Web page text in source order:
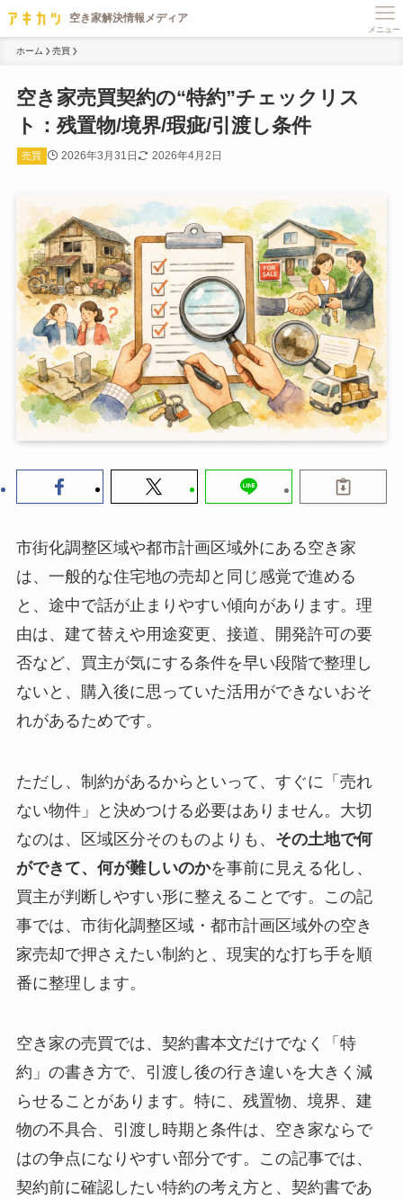
メニュー
ホーム 売買
空き家売買契約の“特約”チェックリス
ト：残置物/境界/瑕疵/引渡し条件
売買 2026年3月31日 2026年4月2日
市街化調整区域や都市計画区域外にある空き家
は、一般的な住宅地の売却と同じ感覚で進める
と、途中で話が止まりやすい傾向があります。理
由は、建て替えや用途変更、接道、開発許可の要
否など、買主が気にする条件を早い段階で整理し
ないと、購入後に思っていた活用ができないおそ
れがあるためです。
ただし、制約があるからといって、すぐに「売れ
ない物件」と決めつける必要はありません。大切
なのは、区域区分そのものよりも、 その土地で何
ができて、何が難しいのかを事前に見える化し、
買主が判断しやすい形に整えることです。この記
事では、市街化調整区域・都市計画区域外の空き
家売却で押さえたい制約と、現実的な打ち手を順
番に整理します。
空き家の売買では、契約書本文だけでなく「特
約」の書き方で、引渡し後の行き違いを大きく減
らせることがあります。特に、残置物、境界、建
物の不具合、引渡し時期と条件は、空き家ならで
はの争点になりやすい部分です。この記事では、
契約前に確認したい特約の考え方と、契約書であ